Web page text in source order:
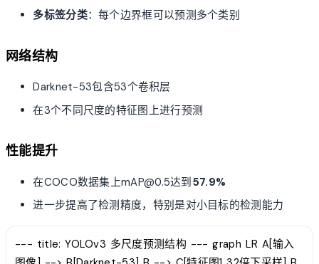
多标签分类：每个边界框可以预测多个类别
网络结构
Darknet-53包含53个卷积层
在3个不同尺度的特征图上进行预测
性能提升
在COCO数据集上mAP@0.5达到57.9%
进一步提高了检测精度，特别是对小目标的检测能力
--- title: YOLOv3 多尺度预测结构 --- graph LR A[输入